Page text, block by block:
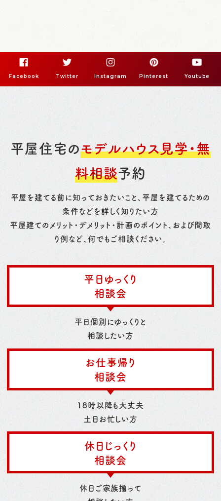
Facebook Twitter Instagram Pinterest Youtube
平屋住宅のモデルハウス見学・無
料相談予約
平屋を建てる前に知っておきたいこと、平屋を建てるための
条件などを詳しく知りたい方
平屋建てのメリット・デメリット・計画のポイント、および間取
り例など、何でもご相談ください。
平日ゆっくり
相談会
平日個別にゆっくりと
相談したい方
お仕事帰り
相談会
18時以降も大丈夫
土日お忙しい方
休日じっくり
相談会
休日ご家族揃って